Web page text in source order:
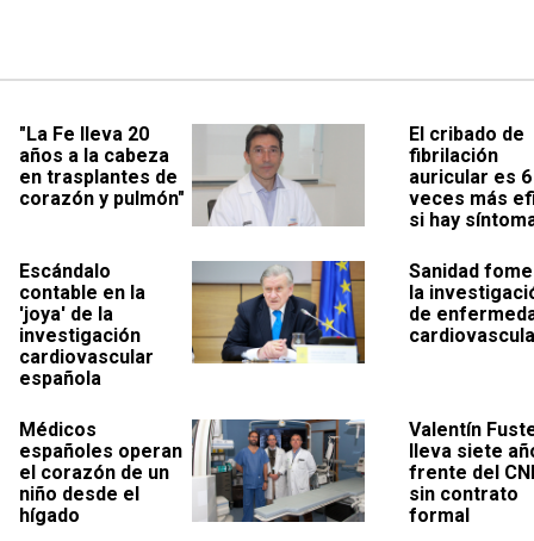
"La Fe lleva 20
años a la cabeza
en trasplantes de
corazón y pulmón"
El cribado de
fibrilación
auricular es 6
veces más
si hay
Escándalo
contable en la
'joya' de la
investigación
cardiovascular
española
Sanidad
la
de
Médicos
españoles operan
el corazón de un
niño desde el
hígado
Valentín
lleva siete
frente del
sin contrato
formal